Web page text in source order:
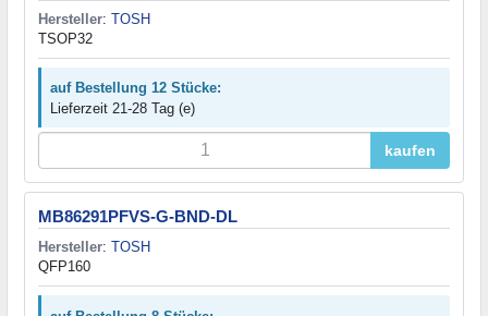
Hersteller: TOSH
TSOP32
auf Bestellung 12 Stücke:
Lieferzeit 21-28 Tag (e)
kaufen
MB86291PFVS-G-BND-DL
Hersteller: TOSH
QFP160